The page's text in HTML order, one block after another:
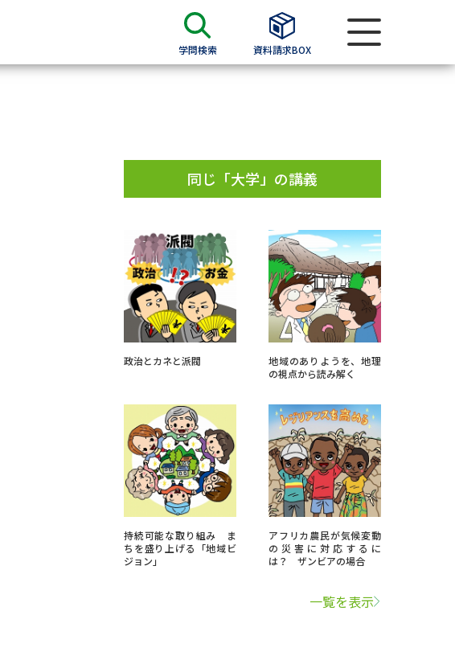
学問検索 資料請求BOX
類から請求
パンフ
過去問題集
留学・進学関連、塾・予備校
小学校教員資格認定試験
大学検索
特徴を調べる
集
同じ「大学」の講義
政治とカネと派閥
地域のありようを、地理
の視点から読み解く
持続可能な取り組み ま
ちを盛り上げる「地域ビ
ジョン」
アフリカ農民が気候変動
の災害に対応するに
は？ ザンビアの場合
一覧を表示